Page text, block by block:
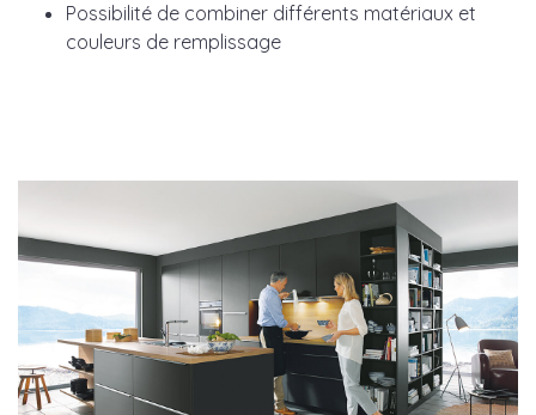
Possibilité de combiner différents matériaux et
couleurs de remplissage